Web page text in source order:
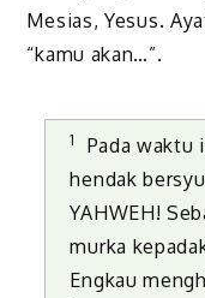
Mesias, Yesus.
“kamu akan…”.
1
Pada waktu
hendak
YAHWEH!
murka
Engkau